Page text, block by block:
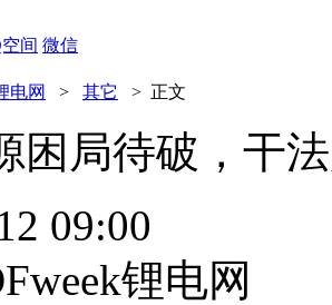
间 微信
电网 > 其它 > 正文
困局待破，干
09:00
锂电网